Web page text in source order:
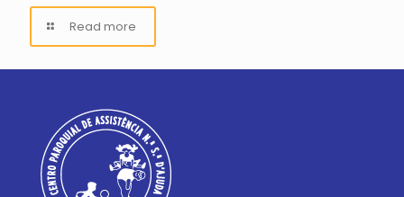
Read more